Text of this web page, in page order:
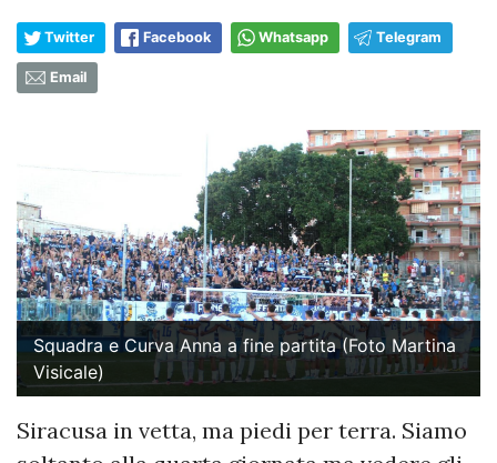
Twitter Facebook Whatsapp Telegram
Email
Squadra e Curva Anna a fine partita (Foto Martina
Visicale)
Siracusa in vetta, ma piedi per terra. Siamo